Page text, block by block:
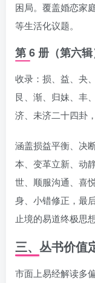
困局。覆盖婚恋家
等生活化议题。
第 6 册（第六辑
收录：损、益、夬
艮、渐、归妹、丰
济、未济二十四卦
涵盖损益平衡、决
本、变革立新、动
世、顺服沟通、喜
身、小错修正，最
止境的易道终极思
三、丛书价值
市面上易经解读多